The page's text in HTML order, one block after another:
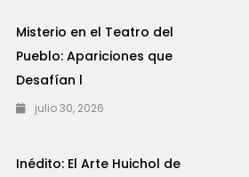
Misterio en el Teatro del
Pueblo: Apariciones que
Desafían l
julio 30, 2026
Inédito: El Arte Huichol de